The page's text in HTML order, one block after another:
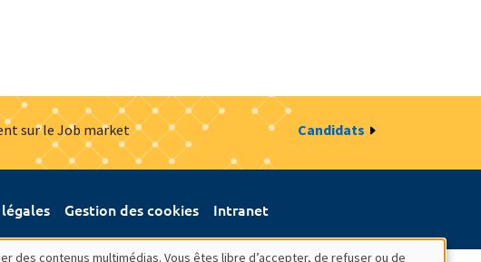
sur le Job market Candidats
Gestion des cookies Intranet
contenus multimédias. Vous êtes libre d’accepter, de refuser ou de